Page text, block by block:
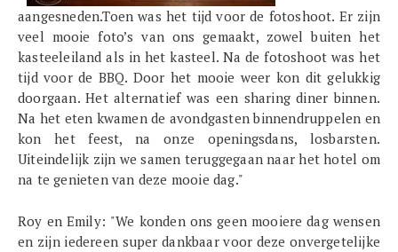
aangesneden.Toen was het tijd voor de fotoshoot. Er zijn
veel mooie foto’s van ons gemaakt, zowel buiten het
kasteeleiland als in het kasteel. Na de fotoshoot was het
tijd voor de BBQ. Door het mooie weer kon dit gelukkig
doorgaan. Het alternatief was een sharing diner binnen.
Na het eten kwamen de avondgasten binnendruppelen en
kon het feest, na onze openingsdans, losbarsten.
Uiteindelijk zijn we samen teruggegaan naar het hotel om
na te genieten van deze mooie dag."
Roy en Emily: "We konden ons geen mooiere dag wensen
en zijn iedereen super dankbaar voor deze onvergetelijke